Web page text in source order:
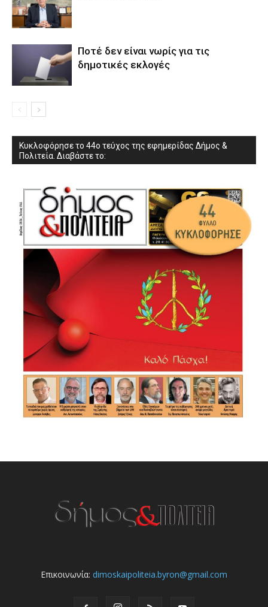
Ποτέ δεν είναι νωρίς για τις
δημοτικές εκλογές
Κυκλοφόρησε το 44ο τεύχος της εφημερίδας Δήμος &
Πολιτεία. Διαβάστε το:
Επικοινωνία: dimoskaipoliteia.byron@gmail.com